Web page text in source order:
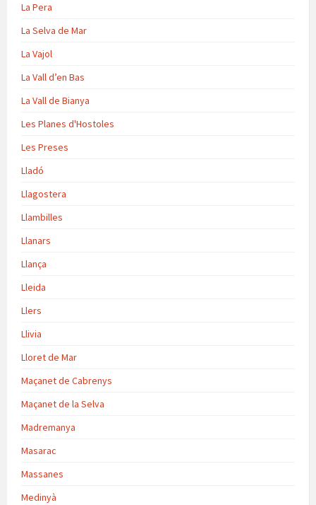
La Pera
La Selva de Mar
La Vajol
La Vall d’en Bas
La Vall de Bianya
Les Planes d'Hostoles
Les Preses
Lladó
Llagostera
Llambilles
Llanars
Llança
Lleida
Llers
Llivia
Lloret de Mar
Maçanet de Cabrenys
Maçanet de la Selva
Madremanya
Masarac
Massanes
Medinyà